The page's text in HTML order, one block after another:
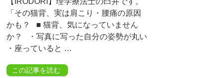
「その猫背、実は肩こり・腰痛の原因
かも？ ■ 猫背、気になっていません
か？ ・写真に写った自分の姿勢が丸い
・座っていると …
この記事を読む